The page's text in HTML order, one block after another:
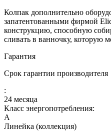
Колпак дополнительно
запатентованными фирмой
конструкцию, способную
сливать в ванночку, которую
Гарантия
Срок гарантии производителя
:
24 месяца
Класс энергопотребления:
A
Линейка (коллекция)